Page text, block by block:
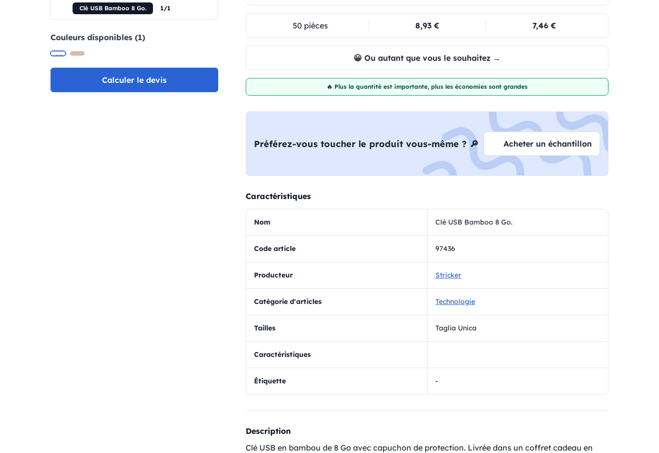
Clé USB Bamboo 8 Go. 1/1
Couleurs disponibles (1)
Calculer le devis
50 pièces 8,93 € 7,46 €
😀 Ou autant que vous le souhaitez →
🔥 Plus la quantité est importante, plus les économies sont grandes
Préférez-vous toucher le produit vous-même ? 🔎 Acheter un échantillon
Caractéristiques
Nom Clé USB Bamboo 8 Go.
Code article 97436
Producteur Stricker
Catégorie d'articles Technologie
Tailles Taglia Unica
Caractéristiques
Étiquette -
Description
Clé USB en bambou de 8 Go avec capuchon de protection. Livrée dans un coffret cadeau en